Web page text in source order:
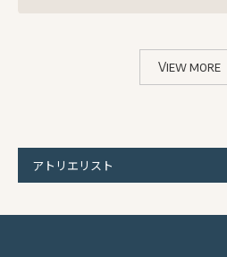
私たちの悩みや希望を細かく
みてくれ、一つ一つの気持ちを汲
を作成していただいたことが嬉し
く思います。この度は本当にあり
View more
アトリエリスト